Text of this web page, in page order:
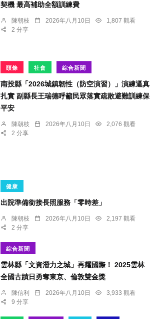
契機 最高補助全額訓練費
陳朝枝 2026年八月10日
1,807 觀看
2 分享
頭條 社會 綜合新聞
南投縣「2026城鎮韌性（防空演習）」演練逼真
扎實 副縣長王瑞德呼籲民眾落實疏散避難訓練保
平安
陳朝枝 2026年八月10日
2,076 觀看
2 分享
健康
出院準備銜接長照服務「零時差」
陳朝枝 2026年八月10日
2,197 觀看
2 分享
綜合新聞
雲林縣「文資潛力之城」再耀國際！ 2025雲林
全國古蹟日勇奪東京、倫敦雙金獎
陳信利 2026年八月10日
3,933 觀看
9 分享